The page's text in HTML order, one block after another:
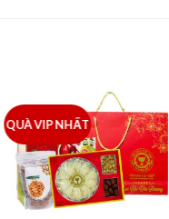
QUÀ VIP NHẤT